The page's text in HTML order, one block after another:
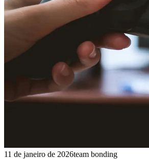
11 de janeiro de 2026team bonding